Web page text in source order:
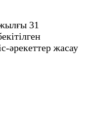
31
әрекеттер жасау